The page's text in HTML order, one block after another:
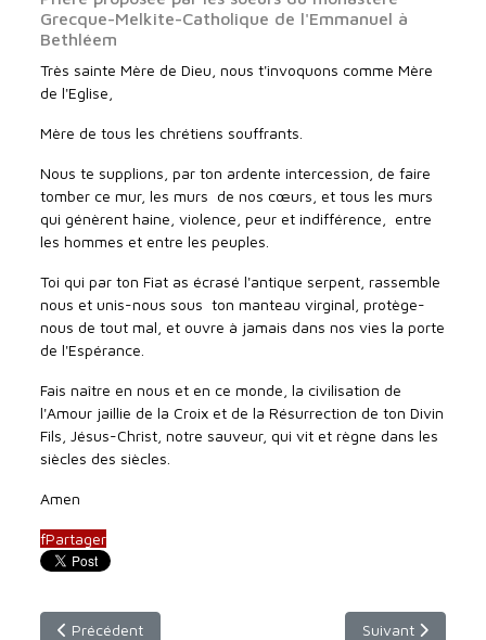
Grecque-Melkite-Catholique de l'Emmanuel à
Bethléem
Très sainte Mère de Dieu, nous t'invoquons comme Mère
de l'Eglise,
Mère de tous les chrétiens souffrants.
Nous te supplions, par ton ardente intercession, de faire
tomber ce mur, les murs de nos cœurs, et tous les murs
qui génèrent haine, violence, peur et indifférence, entre
les hommes et entre les peuples.
Toi qui par ton Fiat as écrasé l'antique serpent, rassemble
nous et unis-nous sous ton manteau virginal, protège-
nous de tout mal, et ouvre à jamais dans nos vies la porte
de l'Espérance.
Fais naître en nous et en ce monde, la civilisation de
l'Amour jaillie de la Croix et de la Résurrection de ton Divin
Fils, Jésus-Christ, notre sauveur, qui vit et règne dans les
siècles des siècles.
Amen
fPartager
Article précédent : prière de Carême de Saint Ephrem
Précédent Article suivant :
Suivant